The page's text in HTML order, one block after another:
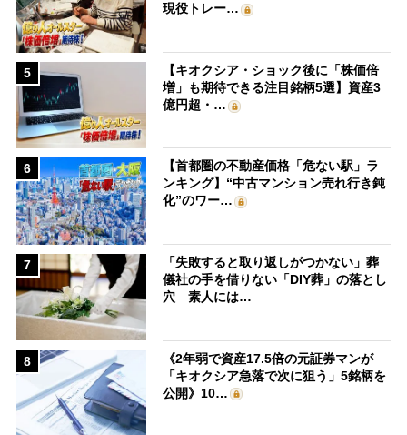
現役トレー…
5
【キオクシア・ショック後に「株価倍
増」も期待できる注目銘柄5選】資産3
億円超・…
6
【首都圏の不動産価格「危ない駅」ラ
ンキング】“中古マンション売れ行き鈍
化”のワー…
7
「失敗すると取り返しがつかない」葬
儀社の手を借りない「DIY葬」の落とし
穴 素人には…
8
《2年弱で資産17.5倍の元証券マンが
「キオクシア急落で次に狙う」5銘柄を
公開》10…